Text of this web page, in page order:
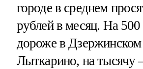
городе в среднем
рублей в месяц. На 500
дороже в
Лыткарино, на тысячу